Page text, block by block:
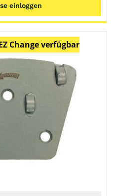
einloggen
Change verfügbar